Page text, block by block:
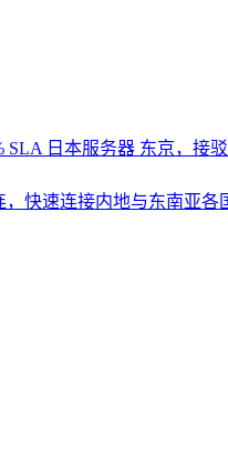
SLA 日本服务器 东京，接
，快速连接内地与东南亚各